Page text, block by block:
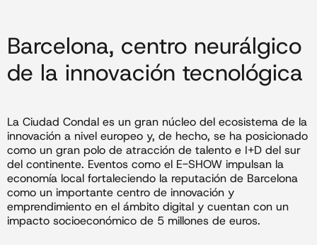
Barcelona, centro neurálgico
de la innovación tecnológica
La Ciudad Condal es un gran núcleo del ecosistema de la
innovación a nivel europeo y, de hecho, se ha posicionado
como un gran polo de atracción de talento e I+D del sur
del continente. Eventos como el E-SHOW impulsan la
economía local fortaleciendo la reputación de Barcelona
como un importante centro de innovación y
emprendimiento en el ámbito digital y cuentan con un
impacto socioeconómico de 5 millones de euros.